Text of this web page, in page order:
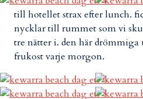
till hotellet strax efter lunch.
nycklar till rummet som vi
tre nätter i. den här
frukost varje morgon.